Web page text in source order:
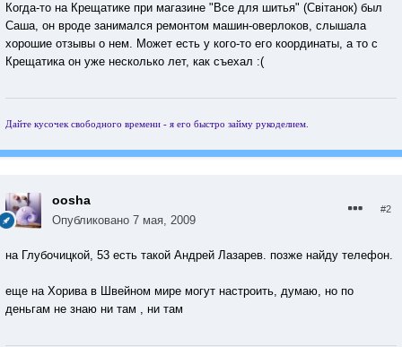
Когда-то на Крещатике при магазине "Все для шитья" (Світанок) был
Саша, он вроде занимался ремонтом машин-оверлоков, слышала
хорошие отзывы о нем. Может есть у кого-то его координаты, а то с
Крещатика он уже несколько лет, как съехал :(
Дайте кусочек свободного времени - я его быстро займу рукоделием.
oosha
Опубликовано 7 мая, 2009
#2
на Глубочицкой, 53 есть такой Андрей Лазарев. позже найду телефон.
еще на Хорива в Швейном мире могут настроить, думаю, но по
деньгам не знаю ни там , ни там